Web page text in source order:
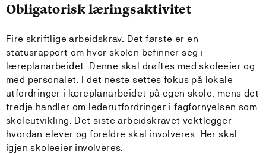
Obligatorisk læringsaktivitet
Fire skriftlige arbeidskrav. Det første er en
statusrapport om hvor skolen befinner seg i
læreplanarbeidet. Denne skal drøftes med skoleeier og
med personalet. I det neste settes fokus på lokale
utfordringer i læreplanarbeidet på egen skole, mens det
tredje handler om lederutfordringer i fagfornyelsen som
skoleutvikling. Det siste arbeidskravet vektlegger
hvordan elever og foreldre skal involveres. Her skal
igjen skoleeier involveres.